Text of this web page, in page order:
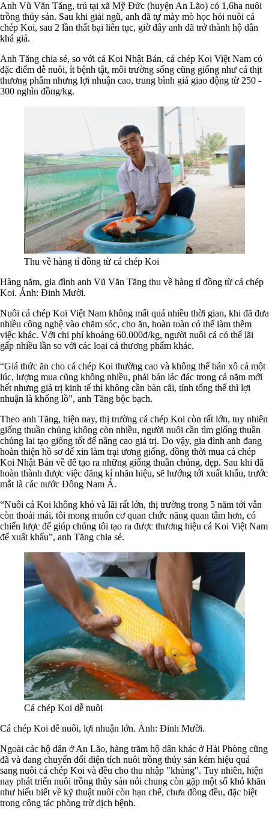
Anh Vũ Văn Tăng, trú tại xã Mỹ Đức (huyện An Lão) có 1,6ha nuôi
trồng thủy sản. Sau khi giải ngũ, anh đã tự mày mò học hỏi nuôi cá
chép Koi, sau 2 lần thất bại liên tục, giờ đây anh đã trở thành hộ dân
khá giả.
Anh Tăng chia sẻ, so với cá Koi Nhật Bản, cá chép Koi Việt Nam có
đặc điểm dễ nuôi, ít bệnh tật, môi trường sống cũng giống như cá thịt
thương phẩm nhưng lợi nhuận cao, trung bình giá giao động từ 250 -
300 nghìn đồng/kg.
Thu về hàng tỉ đồng từ cá chép Koi
Hàng năm, gia đình anh Vũ Văn Tăng thu về hàng tỉ đồng từ cá chép
Koi. Ảnh: Đinh Mười.
Nuôi cá chép Koi Việt Nam không mất quá nhiều thời gian, khi đã đưa
nhiều công nghệ vào chăm sóc, cho ăn, hoàn toàn có thể làm thêm
việc khác. Với chi phí khoảng 60.000đ/kg, người nuôi cá có thể lãi
gấp nhiều lần so với các loại cá thương phẩm khác.
“Giá thức ăn cho cá chép Koi thường cao và không thể bán xô cả một
lúc, lượng mua cũng không nhiều, phải bán lác đác trong cả năm mới
hết nhưng giá trị kinh tế thì không cần bàn cãi, tính tổng thể thì lợi
nhuận là khổng lồ”, anh Tăng bộc bạch.
Theo anh Tăng, hiện nay, thị trường cá chép Koi còn rất lớn, tuy nhiên
giống thuần chủng không còn nhiều, người nuôi cần tìm giống thuần
chủng lai tạo giống tốt để nâng cao giá trị. Do vậy, gia đình anh đang
hoàn thiện hồ sơ để xin làm trại ương giống, đồng thời mua cá chép
Koi Nhật Bản về để tạo ra những giống thuần chủng, đẹp. Sau khi đã
hoàn thành được việc đăng kí nhãn hiệu, sẽ hướng tới xuất khẩu, trước
mắt là các nước Đông Nam Á.
“Nuôi cá Koi không khó và lãi rất lớn, thị trường trong 5 năm tới vẫn
còn thoải mái, tôi mong muốn cơ quan chức năng quan tâm hơn, có
chiến lược để giúp chúng tôi tạo ra được thương hiệu cá Koi Việt Nam
để xuất khẩu”, anh Tăng chia sẻ.
Cá chép Koi dễ nuôi
Cá chép Koi dễ nuôi, lợi nhuận lớn. Ảnh: Đinh Mười.
Ngoài các hộ dân ở An Lão, hàng trăm hộ dân khác ở Hải Phòng cũng
đã và đang chuyển đổi diện tích nuôi trồng thủy sản kém hiệu quả
sang nuôi cá chép Koi và đều cho thu nhập "khủng". Tuy nhiên, hiện
nay phát triển nuôi trồng thủy sản nói chung còn gặp một số khó khăn
như hiểu biết về kỹ thuật nuôi còn hạn chế, chưa đồng đều, đặc biệt
trong công tác phòng trừ dịch bệnh.